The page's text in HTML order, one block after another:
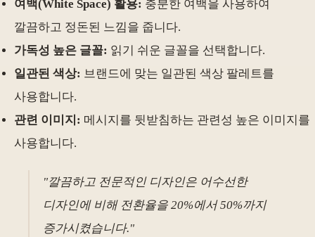
여백(White Space) 활용: 충분한 여백을 사용하여
깔끔하고 정돈된 느낌을 줍니다.
가독성 높은 글꼴: 읽기 쉬운 글꼴을 선택합니다.
일관된 색상: 브랜드에 맞는 일관된 색상 팔레트를
사용합니다.
관련 이미지: 메시지를 뒷받침하는 관련성 높은 이미지를
사용합니다.
"깔끔하고 전문적인 디자인은 어수선한
디자인에 비해 전환율을 20%에서 50%까지
증가시켰습니다."